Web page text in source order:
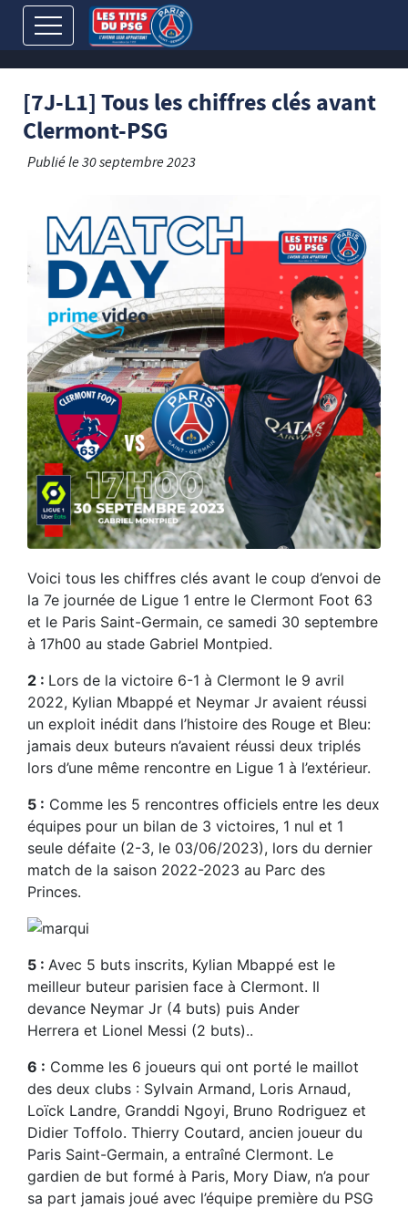
[7J-L1] Tous les chiffres clés avant
Clermont-PSG
Publié le30 septembre 2023
Voici tous les chiffres clés avant le coup d’envoi de
la 7e journée de Ligue 1 entre le Clermont Foot 63
et le Paris Saint-Germain, ce samedi 30 septembre
à 17h00 au stade Gabriel Montpied.
2 : Lors de la victoire 6-1 à Clermont le 9 avril
2022, Kylian Mbappé et Neymar Jr avaient réussi
un exploit inédit dans l’histoire des Rouge et Bleu:
jamais deux buteurs n’avaient réussi deux triplés
lors d’une même rencontre en Ligue 1 à l’extérieur.
5 : Comme les 5 rencontres officiels entre les deux
équipes pour un bilan de 3 victoires, 1 nul et 1
seule défaite (2-3, le 03/06/2023), lors du dernier
match de la saison 2022-2023 au Parc des
Princes.
5 : Avec 5 buts inscrits, Kylian Mbappé est le
meilleur buteur parisien face à Clermont. Il
devance Neymar Jr (4 buts) puis Ander
Herrera et Lionel Messi (2 buts)..
6 : Comme les 6 joueurs qui ont porté le maillot
des deux clubs : Sylvain Armand, Loris Arnaud,
Loïck Landre, Granddi Ngoyi, Bruno Rodriguez et
Didier Toffolo. Thierry Coutard, ancien joueur du
Paris Saint-Germain, a entraîné Clermont. Le
gardien de but formé à Paris, Mory Diaw, n’a pour
sa part jamais joué avec l’équipe première du PSG